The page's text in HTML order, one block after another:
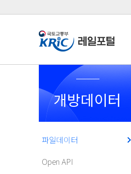
개방데이터
파일데이터
Open API